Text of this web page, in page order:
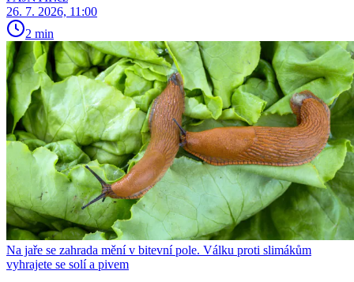
26. 7. 2026, 11:00
2 min
Na jaře se zahrada mění v bitevní pole. Válku proti slimákům
vyhrajete se solí a pivem